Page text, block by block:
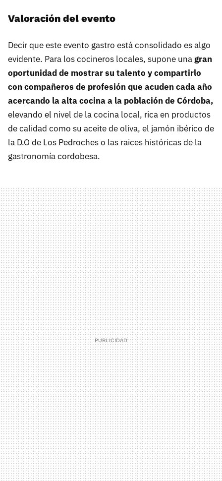
Valoración del evento
Decir que este evento gastro está consolidado es algo
evidente. Para los cocineros locales, supone unagran
oportunidad de mostrar su talento y compartirlo
con compañeros de profesión que acuden cada año
acercando la alta cocina a la población de Córdoba,
elevando el nivel de la cocina local, rica en productos
de calidad como su aceite de oliva, el jamón ibérico de
la D.O de Los Pedroches o las raices históricas de la
gastronomía cordobesa.